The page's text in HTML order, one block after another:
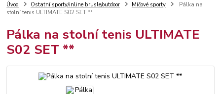
Úvod Ostatní sporty/inline brusle/outdoor Míčové sporty
Pálka na
stolní tenis ULTIMATE S02 SET **
Pálka na stolní tenis ULTIMATE
S02 SET **